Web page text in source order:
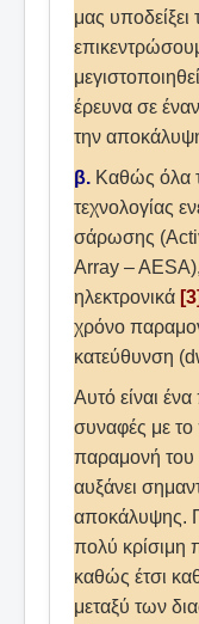
μας
έρευνα σε
την
β. Καθώς όλα
τεχνολογίας
σάρωσης
Array – AESA),
ηλεκτρονικά [3]
χρόνο
κατεύθυνση
Αυτό είναι
συναφές με
παραμονή του
αυξάνει
αποκάλυψης.
πολύ κρίσιμη
καθώς έτσι
μεταξύ των